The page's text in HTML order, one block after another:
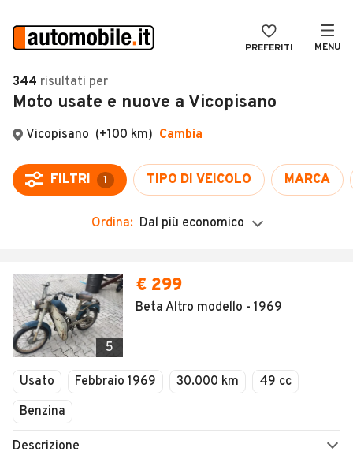
PREFERITI MENU
Auto
Auto usate
Auto Km 0
Auto Nuove
Noleggio a lungo termine
Moto
Camper
Veicoli Commerciali
Concessionari
VENDI
MAGAZINE
ACCEDI
344 risultati per
Moto usate e nuove a Vicopisano
Ordina: Dal più economico
5
€ 299
Beta Altro modello - 1969
Usato Febbraio 1969 30.000 km
49 cc
Benzina
Descrizione